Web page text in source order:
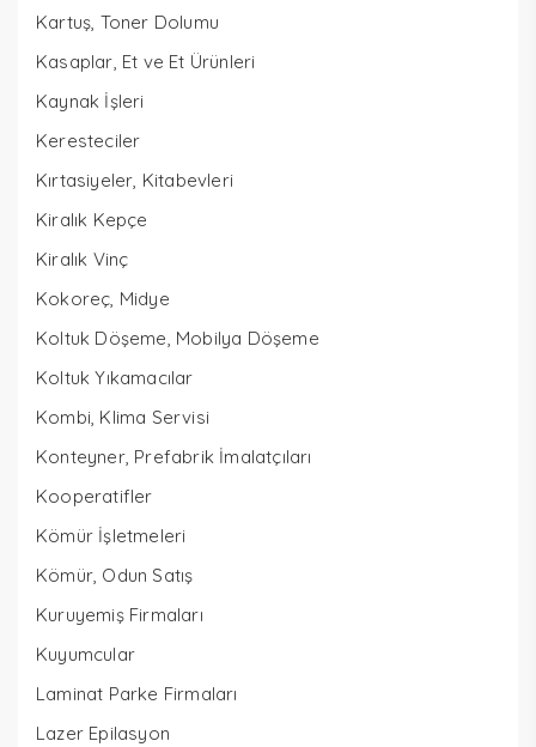
Kartuş, Toner Dolumu
Kasaplar, Et ve Et Ürünleri
Kaynak İşleri
Keresteciler
Kırtasiyeler, Kitabevleri
Kiralık Kepçe
Kiralık Vinç
Kokoreç, Midye
Koltuk Döşeme, Mobilya Döşeme
Koltuk Yıkamacılar
Kombi, Klima Servisi
Konteyner, Prefabrik İmalatçıları
Kooperatifler
Kömür İşletmeleri
Kömür, Odun Satış
Kuruyemiş Firmaları
Kuyumcular
Laminat Parke Firmaları
Lazer Epilasyon